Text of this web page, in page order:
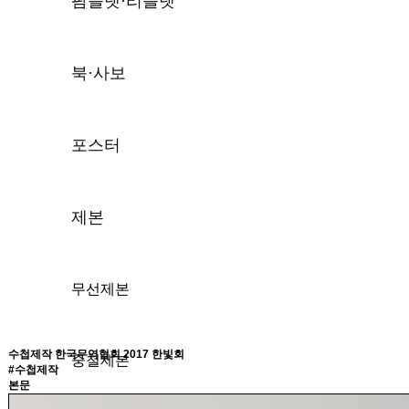
북·사보
포스터
제본
무선제본
중철제본
수첩제작 한국무역협회 2017 한빛회
#수첩제작
본문